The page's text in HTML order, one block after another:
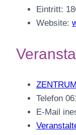
Eintritt:
Website:
Telefon
E-Mail